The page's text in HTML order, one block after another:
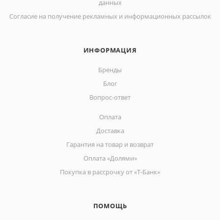
данных
Согласие на получение рекламных и информационных рассылок
ИНФОРМАЦИЯ
Бренды
Блог
Вопрос-ответ
Оплата
Доставка
Гарантия на товар и возврат
Оплата «Долями»
Покупка в рассрочку от «Т-Банк»
ПОМОЩЬ